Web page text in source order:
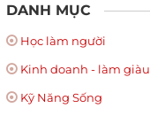
DANH MỤC
Học làm người
Kinh doanh - làm giàu
Kỹ Năng Sống